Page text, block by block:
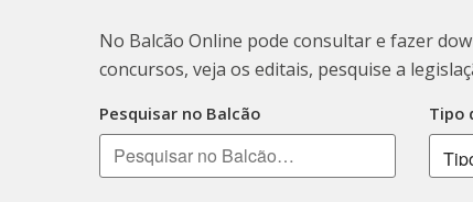
No Balcão Online pode consultar e fazer
concursos, veja os editais, pesquise a
Pesquisar no Balcão Tipo